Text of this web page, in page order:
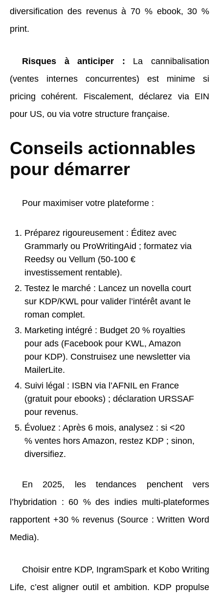
diversification des revenus à 70 % ebook, 30 %
print.
Risques à anticiper : La cannibalisation
(ventes internes concurrentes) est minime si
pricing cohérent. Fiscalement, déclarez via EIN
pour US, ou via votre structure française.
Conseils actionnables
pour démarrer
Pour maximiser votre plateforme :
Préparez rigoureusement : Éditez avec
Grammarly ou ProWritingAid ; formatez via
Reedsy ou Vellum (50-100 €
investissement rentable).
Testez le marché : Lancez un novella court
sur KDP/KWL pour valider l’intérêt avant le
roman complet.
Marketing intégré : Budget 20 % royalties
pour ads (Facebook pour KWL, Amazon
pour KDP). Construisez une newsletter via
MailerLite.
Suivi légal : ISBN via l’AFNIL en France
(gratuit pour ebooks) ; déclaration URSSAF
pour revenus.
Évoluez : Après 6 mois, analysez : si <20
% ventes hors Amazon, restez KDP ; sinon,
diversifiez.
En 2025, les tendances penchent vers
l’hybridation : 60 % des indies multi-plateformes
rapportent +30 % revenus (Source : Written Word
Media).
Choisir entre KDP, IngramSpark et Kobo Writing
Life, c’est aligner outil et ambition. KDP propulse